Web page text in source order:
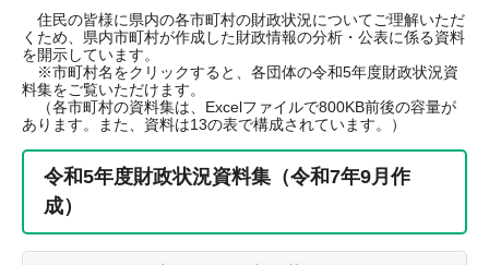
住民の皆様に県内の各市町村の財政状況についてご理解いただ
くため、県内市町村が作成した財政情報の分析・公表に係る資料
を開示しています。
※市町村名をクリックすると、各団体の令和5年度財政状況資
料集をご覧いただけます。
（各市町村の資料集は、Excelファイルで800KB前後の容量が
あります。また、資料は13の表で構成されています。）
令和5年度財政状況資料集（令和7年9月作
成）